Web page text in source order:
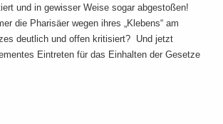
und in gewisser Weise sogar abgestoßen!
die Pharisäer wegen ihres „Klebens“ am
deutlich und offen kritisiert? Und jetzt
Eintreten für das Einhalten der Gesetze